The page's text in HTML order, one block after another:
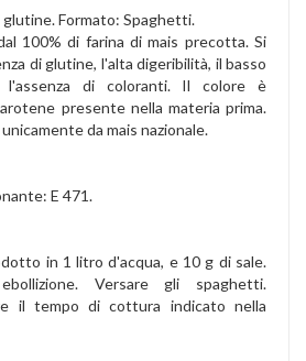
Formato: Spaghetti.
100% di farina di mais precotta. Si
di glutine, l'alta digeribilità, il basso
di coloranti. Il colore è
presente nella materia prima.
da mais nazionale.
E 471.
in 1 litro d'acqua, e 10 g di sale.
Versare gli spaghetti.
il tempo di cottura indicato nella